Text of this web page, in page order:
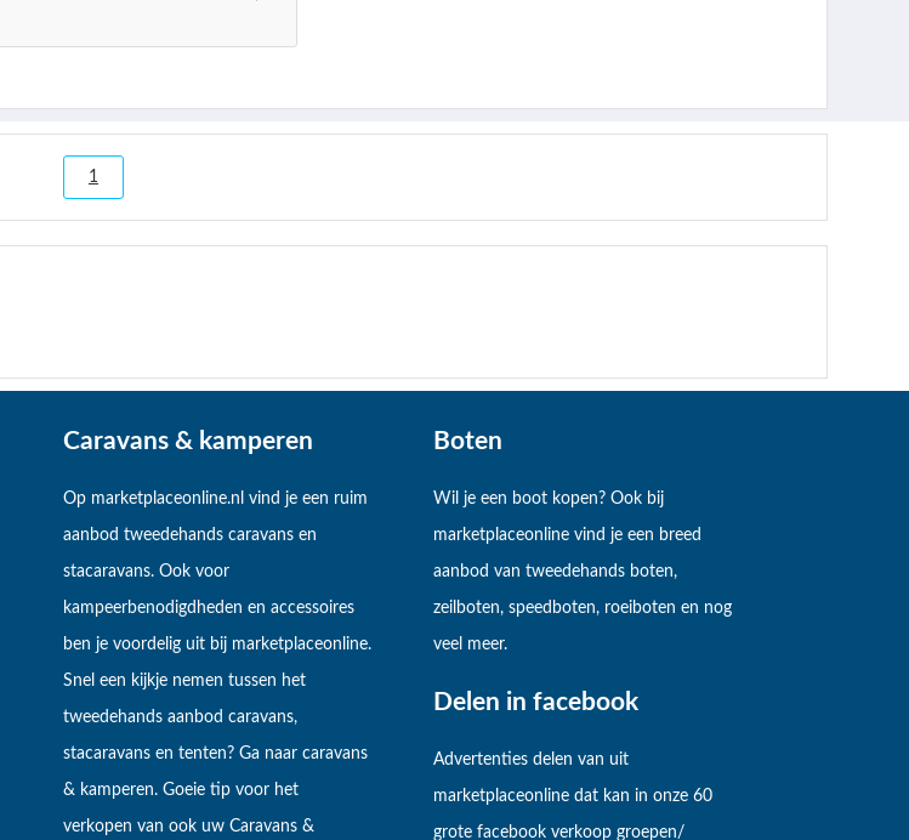
1
Caravans & kamperen
Op marketplaceonline.nl vind je een ruim
aanbod tweedehands caravans en
stacaravans. Ook voor
kampeerbenodigdheden en accessoires
ben je voordelig uit bij marketplaceonline.
Snel een kijkje nemen tussen het
tweedehands aanbod caravans,
stacaravans en tenten? Ga naar caravans
& kamperen. Goeie tip voor het
verkopen van ook uw Caravans &
Boten
Wil je een boot kopen? Ook bij
marketplaceonline vind je een breed
aanbod van tweedehands boten,
zeilboten, speedboten, roeiboten en nog
veel meer.
Delen in facebook
Advertenties delen van uit
marketplaceonline dat kan in onze 60
grote facebook verkoop groepen/